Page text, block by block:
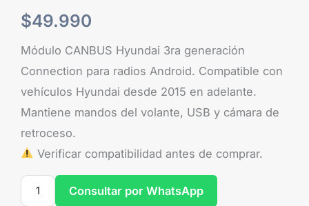
$49.990
Módulo CANBUS Hyundai 3ra generación
Connection para radios Android. Compatible con
vehículos Hyundai desde 2015 en adelante.
Mantiene mandos del volante, USB y cámara de
retroceso.
Verificar compatibilidad antes de comprar.
Consultar por WhatsApp